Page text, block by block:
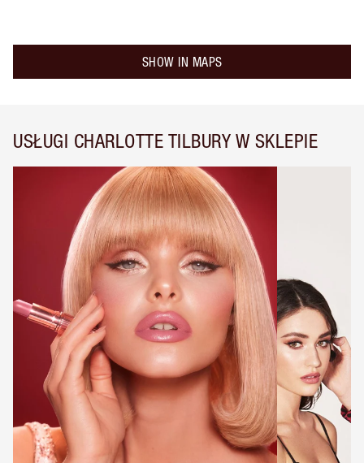
SHOW IN MAPS
USŁUGI CHARLOTTE TILBURY W SKLEPIE